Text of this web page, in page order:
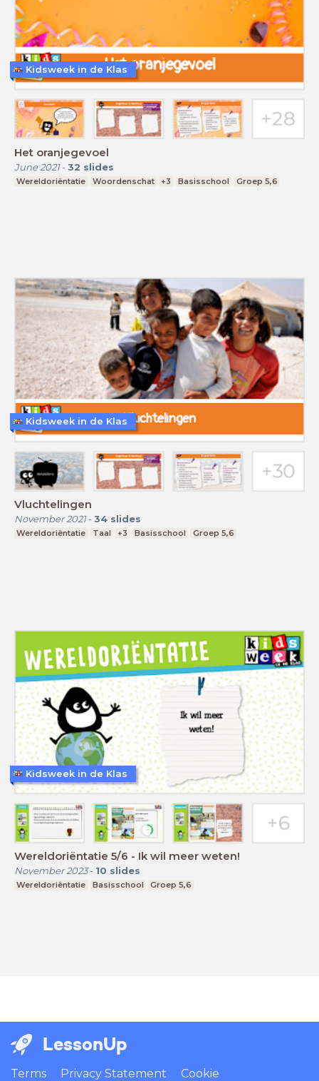
Het oranjegevoel
June 2021- 32 slides
Wereldoriëntatie Woordenschat +3 Basisschool Groep 5,6
Kidsweek in de Klas
Vluchtelingen
November 2021- 34 slides
Wereldoriëntatie Taal +3 Basisschool Groep 5,6
Kidsweek in de Klas
Wereldoriëntatie 5/6 - Ik wil meer weten!
November 2023- 10 slides
Wereldoriëntatie Basisschool Groep 5,6
Kidsweek in de Klas
LessonUp
Terms Privacy Statement
Cookie